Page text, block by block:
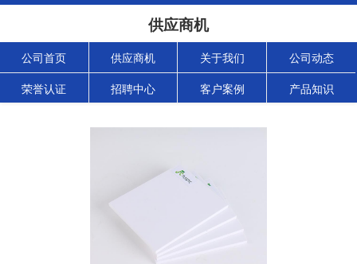
供应商机
公司首页 供应商机 关于我们 公司动态
荣誉认证 招聘中心 客户案例 产品知识